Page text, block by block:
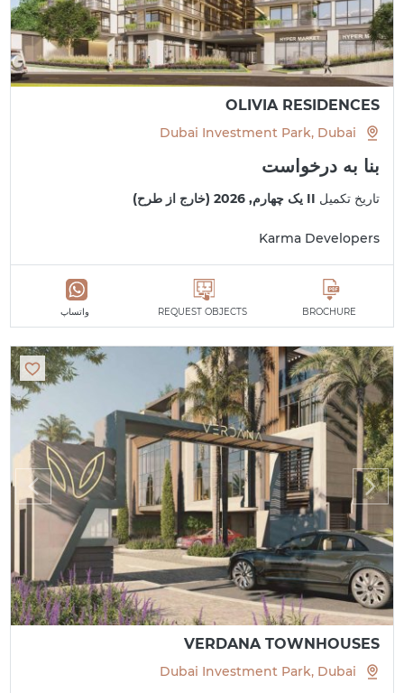
OLIVIA RESIDENCES
Dubai Investment Park, Dubai
بنا به درخواست
تاریخ تکمیل II یک چهارم, 2026 (خارج از طرح)
Karma Developers
BROCHURE
REQUEST OBJECTS واتساپ
VERDANA TOWNHOUSES
Dubai Investment Park, Dubai